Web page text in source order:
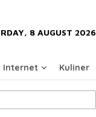
8 AUGUST 2026
Internet Kuliner